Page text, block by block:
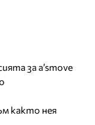
за a’smove
както нея